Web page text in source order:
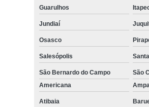
Guarulhos
Jundiaí
Osasco
Salesópolis
São Bernardo do Campo São
Americana
Atibaia